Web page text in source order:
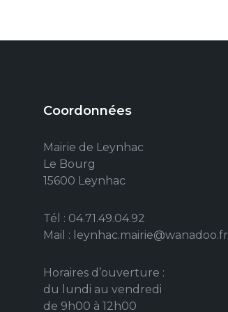
Coordonnées
Mairie de Leynhac
Le Bourg
15600 Leynhac
Tél : 04.71.49.04.92
Mail : leynhac.mairie@wanadoo.fr
Horaires d’ouverture :
du lundi au vendredi
de 9h00 à 12h00